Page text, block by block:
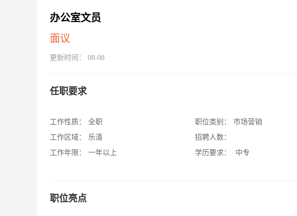
办公室文员
面议
更新时间： 08-08
任职要求
工作性质：
全职
工作区域：
乐清
工作年限：
一年以上
职位类别：
市场营销
招聘人数：
学历要求：
中专
职位亮点